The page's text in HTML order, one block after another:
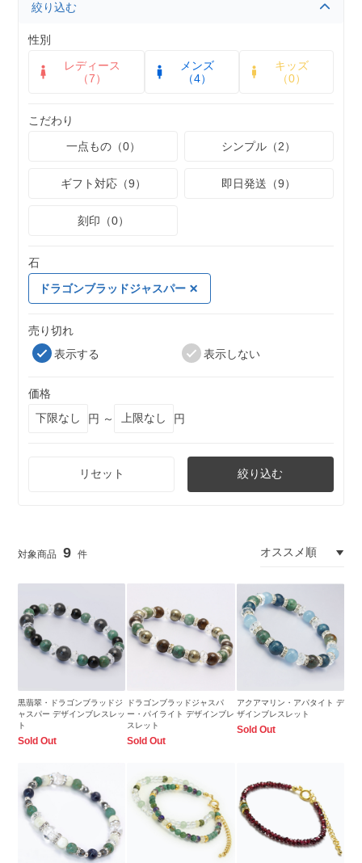
絞り込む
性別
レディース
（7）
メンズ
（4）
キッズ
（0）
こだわり
一点もの（0）
シンプル（2）
ギフト対応（9） 即日発送（9）
刻印（0）
石
ドラゴンブラッドジャスパー
売り切れ
表示する
表示しない
価格
円 ～
円
リセット 絞り込む
9
黒翡翠・ドラゴンブラッドジ
ャスパー デザインブレスレッ
ト
Sold Out
ドラゴンブラッドジャスパ
ー・パイライト デザインブレ
スレット
Sold Out
アクアマリン・アパタイト デ
ザインブレスレット
Sold Out